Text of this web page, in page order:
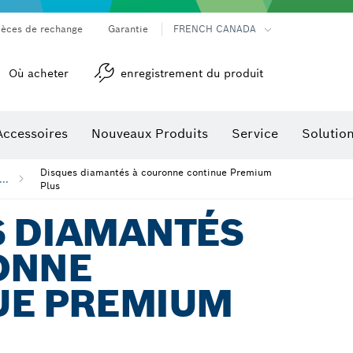
de rechange Garantie FRENCH CANADA
Où acheter enregistrement du produit
Nouveaux Produits Service
...
Disques diamantés à couronne continue Premium
Plus
DIAMANTÉS
PREMIUM